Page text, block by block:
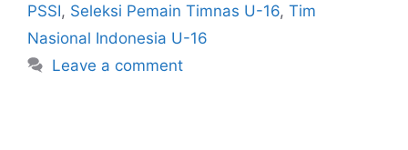
PSSI, Seleksi Pemain Timnas U-16, Tim
Nasional Indonesia U-16
Leave a comment